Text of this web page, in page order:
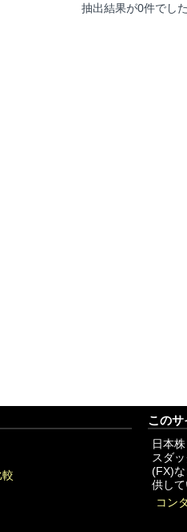
抽出結果が0件でした
このサ
日本
スダ
(FX)
供して
コン